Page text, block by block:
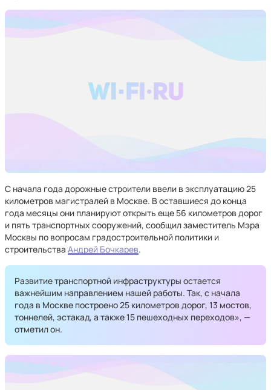
С начала года дорожные строители ввели в эксплуатацию 25
километров магистралей в Москве. В оставшиеся до конца
года месяцы они планируют открыть еще 56 километров дорог
и пять транспортных сооружений, сообщил заместитель Мэра
Москвы по вопросам градостроительной политики и
строительства Андрей Бочкарев.
Развитие транспортной инфраструктуры остается
важнейшим направлением нашей работы. Так, с начала
года в Москве построено 25 километров дорог, 13 мостов,
тоннелей, эстакад, а также 15 пешеходных переходов», —
отметил он.